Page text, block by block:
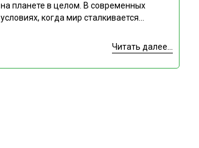
на планете в целом. В современных
условиях, когда мир сталкивается...
Читать далее...